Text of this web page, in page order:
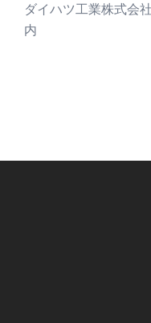
ダイハツ工業株式会
内